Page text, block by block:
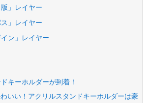
版」レイヤー
ス」レイヤー
イン」レイヤー
キーホルダーが到着！
いい！アクリルスタンドキーホルダーは豪